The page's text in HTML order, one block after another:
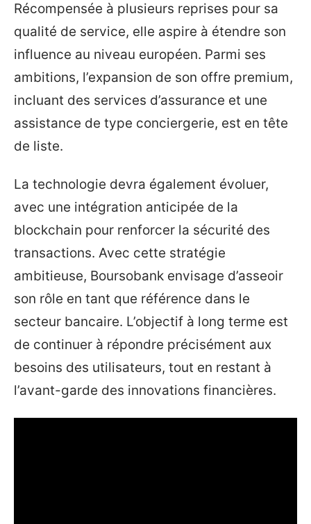
Récompensée à plusieurs reprises pour sa
qualité de service, elle aspire à étendre son
influence au niveau européen. Parmi ses
ambitions, l’expansion de son offre premium,
incluant des services d’assurance et une
assistance de type conciergerie, est en tête
de liste.
La technologie devra également évoluer,
avec une intégration anticipée de la
blockchain pour renforcer la sécurité des
transactions. Avec cette stratégie
ambitieuse, Boursobank envisage d’asseoir
son rôle en tant que référence dans le
secteur bancaire. L’objectif à long terme est
de continuer à répondre précisément aux
besoins des utilisateurs, tout en restant à
l’avant-garde des innovations financières.